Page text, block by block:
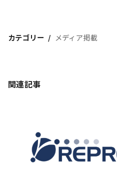
カテゴリー メディア掲載
関連記事